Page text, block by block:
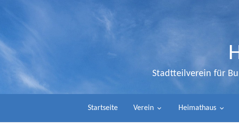
Stadtteilverein für
Startseite Verein Heimathaus